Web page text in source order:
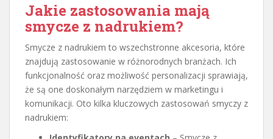
Jakie zastosowania mają
smycze z nadrukiem?
Smycze z nadrukiem to wszechstronne akcesoria, które
znajdują zastosowanie w różnorodnych branżach. Ich
funkcjonalność oraz możliwość personalizacji sprawiają,
że są one doskonałym narzędziem w marketingu i
komunikacji. Oto kilka kluczowych zastosowań smyczy z
nadrukiem: